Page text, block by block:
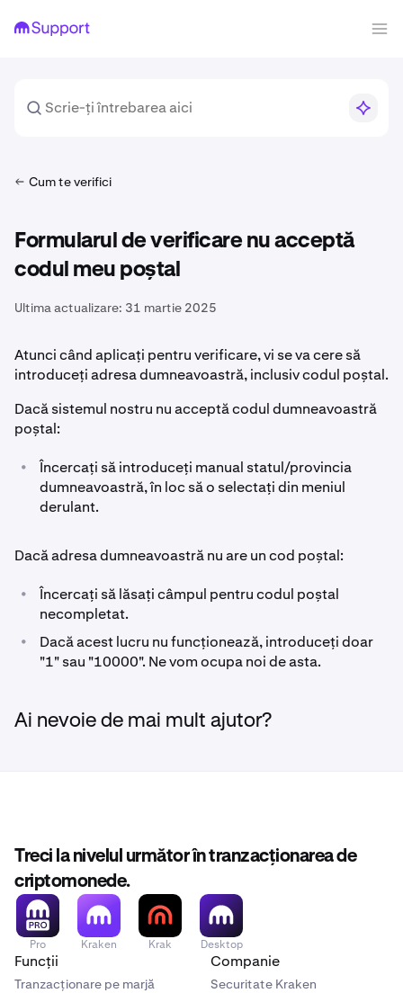
Cum te verifici
Formularul de verificare nu acceptă
codul meu poștal
Ultima actualizare: 31 martie 2025
Atunci când aplicați pentru verificare, vi se va cere să
introduceți adresa dumneavoastră, inclusiv codul poștal.
Dacă sistemul nostru nu acceptă codul dumneavoastră
poștal:
•
Încercați să introduceți manual statul/provincia
dumneavoastră, în loc să o selectați din meniul
derulant.
Dacă adresa dumneavoastră nu are un cod poștal:
•
Încercați să lăsați câmpul pentru codul poștal
necompletat.
•
Dacă acest lucru nu funcționează, introduceți doar
"1" sau "10000". Ne vom ocupa noi de asta.
Ai nevoie de mai mult ajutor?
Treci la nivelul următor în tranzacționarea de
criptomonede.
Pro Kraken Krak Desktop
Funcții
Tranzacționare pe marjă
Companie
Securitate Kraken